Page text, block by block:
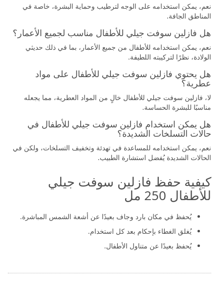
نعم، يمكن استخدامه على الوجه لترطيب وحماية البشرة، خاصة في
المناطق الجافة.
هل فازلين سوفت جيلي للأطفال مناسب لجميع الأعمار؟
نعم، يمكن استخدامه للأطفال من جميع الأعمار، بما في ذلك حديثي
الولادة، نظرًا لتركيبته اللطيفة.
هل يحتوي فازلين سوفت جيلي للأطفال على مواد
عطرية؟
لا، فازلين سوفت جيلي للأطفال خالٍ من المواد العطرية، مما يجعله
مناسبًا للبشرة الحساسة.
هل يمكن استخدام فازلين سوفت جيلي للأطفال في
حالات التسلخات الشديدة؟
نعم، يمكن استخدامه للمساعدة في تهدئة وتخفيف التسلخات، ولكن في
الحالات الشديدة يُفضل استشارة الطبيب.
كيفية حفظ فازلين سوفت جيلي
للأطفال 250 مل
يُحفظ في مكان بارد وجاف بعيدًا عن أشعة الشمس المباشرة.
يُغلق الغطاء بإحكام بعد كل استخدام.
يُحفظ بعيدًا عن متناول الأطفال.